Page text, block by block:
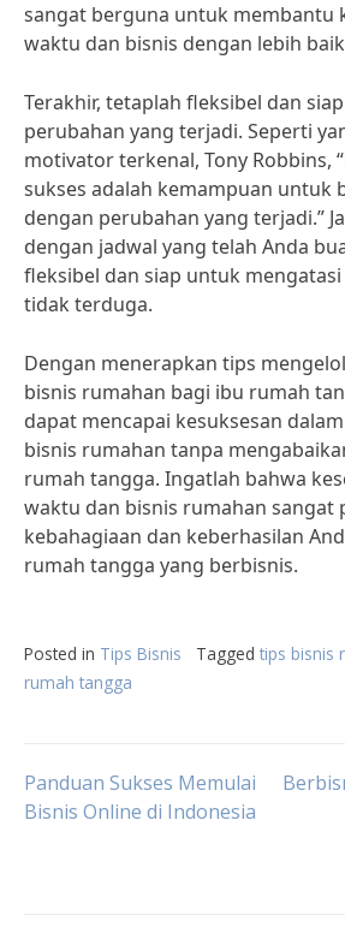
sangat berguna untuk membantu
waktu dan bisnis dengan lebih
Terakhir, tetaplah fleksibel dan
perubahan yang terjadi. Seperti
motivator terkenal, Tony Robbins,
sukses adalah kemampuan untuk
dengan perubahan yang terjadi.”
dengan jadwal yang telah Anda
fleksibel dan siap untuk
tidak terduga.
Dengan menerapkan tips
bisnis rumahan bagi ibu rumah
dapat mencapai kesuksesan
bisnis rumahan tanpa
rumah tangga. Ingatlah bahwa
waktu dan bisnis rumahan sangat
kebahagiaan dan keberhasilan
rumah tangga yang berbisnis.
Posted in Tips Bisnis Tagged tips bisnis
rumah tangga
Post
Panduan Sukses Memulai
Bisnis Online di Indonesia